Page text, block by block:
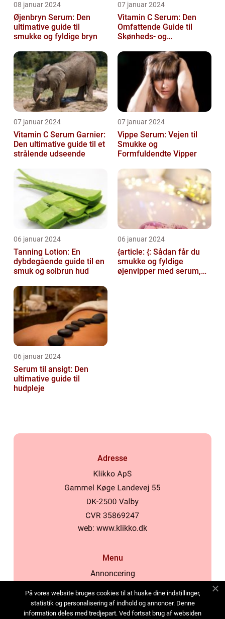
08 januar 2024
Øjenbryn Serum: Den
ultimative guide til
smukke og fyldige bryn
07 januar 2024
Vitamin C Serum: Den
Omfattende Guide til
Skønheds- og
07 januar 2024
Vitamin C Serum Garnier:
Den ultimative guide til et
strålende udseende
07 januar 2024
Vippe Serum: Vejen til
Smukke og
Formfuldendte Vipper
06 januar 2024
Tanning Lotion: En
dybdegående guide til en
smuk og solbrun hud
06 januar 2024
{article: {: Sådan får du
smukke og fyldige
øjenvipper med serum,
06 januar 2024
Serum til ansigt: Den
ultimative guide til
hudpleje
Adresse
web: www.klikko.dk
Menu
Annoncering
Cookies
Kontakt os
På vores website bruges cookies til at huske dine indstillinger,
statistik og personalisering af indhold og annoncer. Denne
information deles med tredjepart. Ved fortsat brug af websiden